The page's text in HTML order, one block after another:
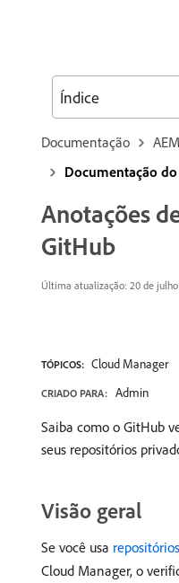
Documentação
AEM
Documentação
Anotações
GitHub
Última atualização: 20 de
TÓPICOS: Cloud Manager
CRIADO PARA: Admin
Saiba como o GitHub
seus repositórios
Visão geral
Se você usa
Cloud Manager, o
Índice